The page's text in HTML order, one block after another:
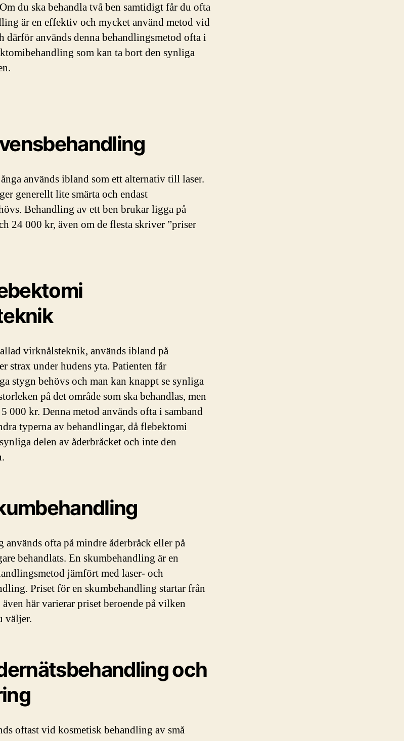
du ska behandla två ben samtidigt får du ofta
är en effektiv och mycket använd metod vid
därför används denna behandlingsmetod ofta i
som kan ta bort den synliga
används ibland som ett alternativ till laser.
generellt lite smärta och endast
Behandling av ett ben brukar ligga på
24 000 kr, även om de flesta skriver ”priser
virknålsteknik, används ibland på
strax under hudens yta. Patienten får
stygn behövs och man kan knappt se synliga
på det område som ska behandlas, men
000 kr. Denna metod används ofta i samband
typerna av behandlingar, då flebektomi
delen av åderbråcket och inte den
används ofta på mindre åderbråck eller på
behandlats. En skumbehandling är en
jämfört med laser- och
Priset för en skumbehandling startar från
här varierar priset beroende på vilken
väljer.
och
oftast vid kosmetisk behandling av små